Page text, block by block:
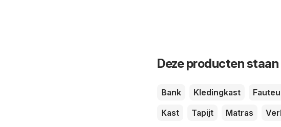
Deze producten
Bank Kledingkast
Kast
Tapijt Matras